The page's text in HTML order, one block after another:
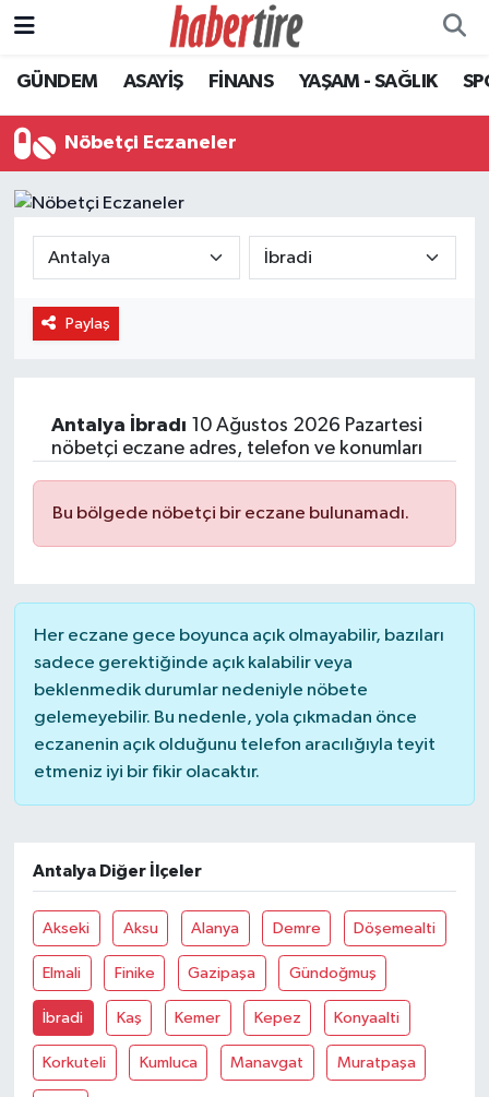
GÜNDEM ASAYİŞ FİNANS YAŞAM - SAĞLIK
Nöbetçi Eczaneler
Paylaş
Antalya İbradı 10 Ağustos 2026 Pazartesi
nöbetçi eczane adres, telefon ve konumları
Bu bölgede nöbetçi bir eczane bulunamadı.
Her eczane gece boyunca açık olmayabilir, bazıları
sadece gerektiğinde açık kalabilir veya
beklenmedik durumlar nedeniyle nöbete
gelemeyebilir. Bu nedenle, yola çıkmadan önce
eczanenin açık olduğunu telefon aracılığıyla teyit
etmeniz iyi bir fikir olacaktır.
Antalya Diğer İlçeler
Akseki Aksu Alanya Demre Döşemealti
Elmali Finike Gazipaşa Gündoğmuş
İbradi Kaş Kemer Kepez Konyaalti
Korkuteli Kumluca Manavgat Muratpaşa
Tire Nöbetçi Eczaneler
Tire Hava Durumu
Tire Trafik Yoğunluk Haritası
Süper Lig Puan Durumu ve Fikstür
Tüm Manşetler
Haber Arşivi